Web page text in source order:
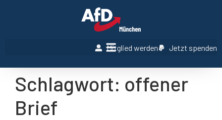
Mitglied werden Jetzt spenden
Schlagwort: offener
Brief